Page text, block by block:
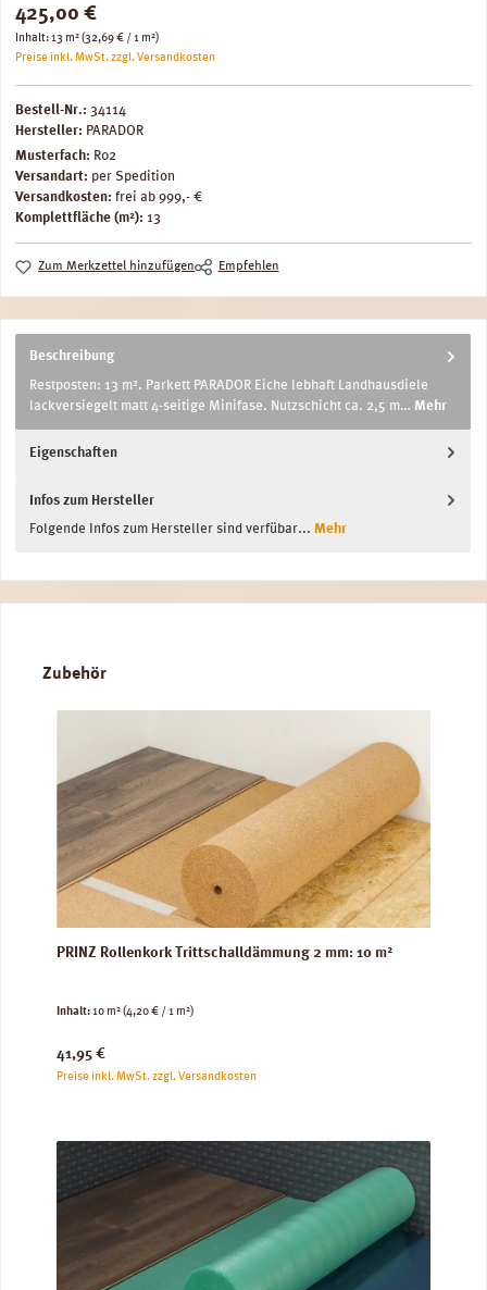
Regulärer Preis:
425,00 €
Inhalt:13 m²(32,69 € / 1 m²)
Preise inkl. MwSt. zzgl. Versandkosten
Bestell-Nr.: 34114
Hersteller: PARADOR
Musterfach: R02
Versandart: per Spedition
Versandkosten: frei ab 999,- €
Komplettfläche (m²): 13
Zum Merkzettel hinzufügen Empfehlen
Beschreibung
Restposten: 13 m². Parkett PARADOR Eiche lebhaft Landhausdiele
lackversiegelt matt 4-seitige Minifase. Nutzschicht ca. 2,5 m… Mehr
Eigenschaften
Infos zum Hersteller
Folgende Infos zum Hersteller sind verfübar... Mehr
Produktgalerie überspringen
Zubehör
PRINZ Rollenkork Trittschalldämmung 2 mm: 10 m²
Inhalt:10 m²(4,20 € / 1 m²)
Regulärer Preis:
41,95 €
Preise inkl. MwSt. zzgl. Versandkosten